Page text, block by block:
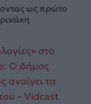
ως πρώτο